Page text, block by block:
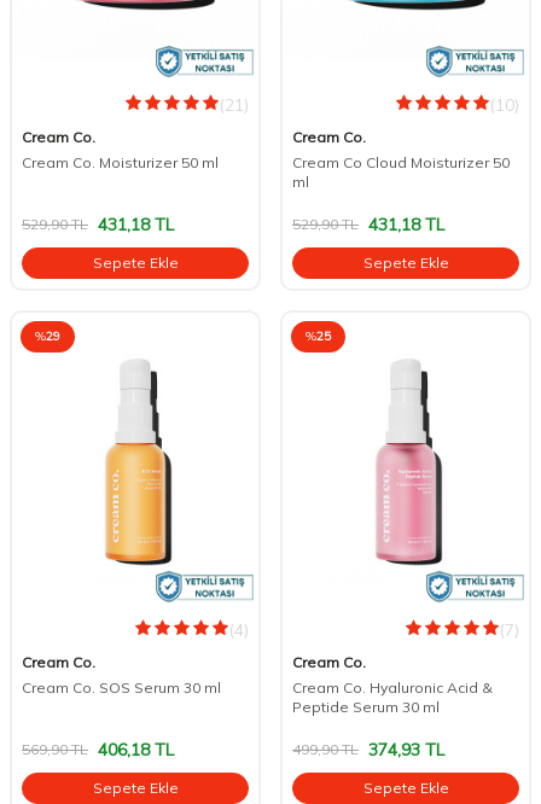
(21)
Cream Co.
Cream Co. Moisturizer 50 ml
529,90TL 431,18TL
Sepete Ekle
(10)
Cream Co.
Cream Co Cloud Moisturizer 50
ml
529,90TL 431,18TL
Sepete Ekle
%29
(4)
Cream Co.
Cream Co. SOS Serum 30 ml
569,90TL 406,18TL
Sepete Ekle
%25
(7)
Cream Co.
Cream Co. Hyaluronic Acid &
Peptide Serum 30 ml
499,90TL 374,93 TL
Sepete Ekle